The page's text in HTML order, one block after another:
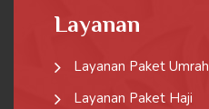
Layanan
Layanan Paket Umrah
Layanan Paket Haji